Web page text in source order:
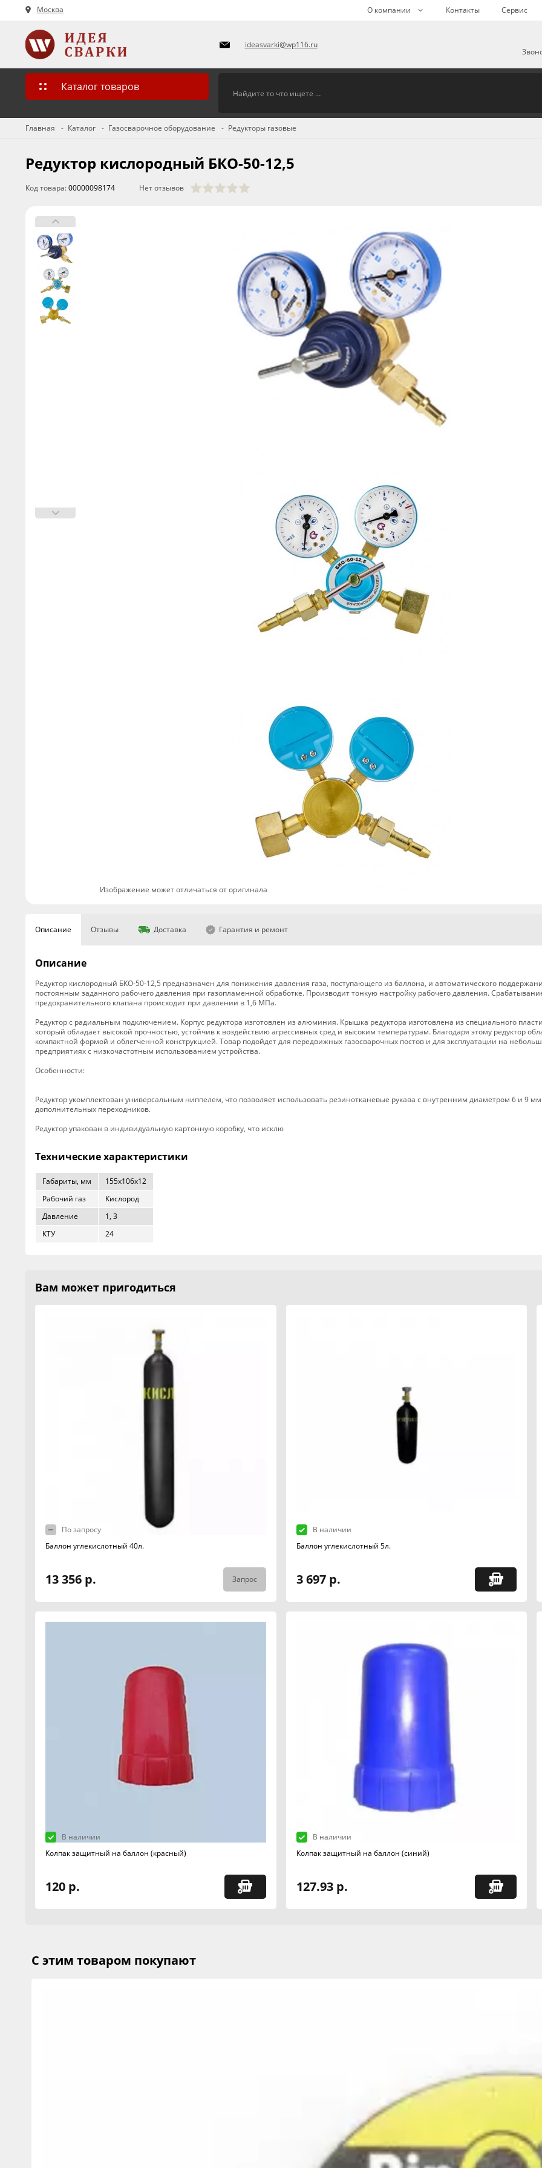
Москва О компании Контакты Сервис
ideasvarki@wp116.ru
Каталог товаров
Главная Каталог Газосварочное оборудование Редукторы газовые
Редуктор кислородный БКО-50-12,5
Код товара:00000098174 Нет отзывов
Изображение может отличаться от оригинала
Описание Отзывы Доставка Гарантия и ремонт
Описание
Редуктор кислородный БКО-50-12,5 предназначен для понижения давления газа, поступающего из баллона, и автоматического
постоянным заданного рабочего давления при газопламенной обработке. Производит тонкую настройку рабочего давления.
предохранительного клапана происходит при давлении в 1,6 МПа.
Редуктор с радиальным подключением. Корпус редуктора изготовлен из алюминия. Крышка редуктора изготовлена из специального
который обладает высокой прочностью, устойчив к воздействию агрессивных сред и высоким температурам. Благодаря этому редуктор
компактной формой и облегченной конструкцией. Товар подойдет для передвижных газосварочных постов и для эксплуатации на
предприятиях с низкочастотным использованием устройства.
Особенности:
Редуктор укомплектован универсальным ниппелем, что позволяет использовать резинотканевые рукава с внутренним диаметром 6 и 9
дополнительных переходников.
Редуктор упакован в индивидуальную картонную коробку, что исклю
Технические характеристики
Габариты, мм
155x106x12
Рабочий газ
Кислород
Давление
1, 3
КТУ
24
Вам может пригодиться
По запросу
Баллон углекислотный 40л.
13 356 р. Запрос
В наличии
Баллон углекислотный 5л.
3 697 р.
В наличии
Колпак защитный на баллон (красный)
120 р.
В наличии
Колпак защитный на баллон (синий)
127.93 р.
С этим товаром покупают